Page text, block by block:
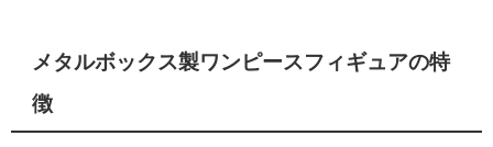
メタルボックス製ワンピースフィギュアの特
徴